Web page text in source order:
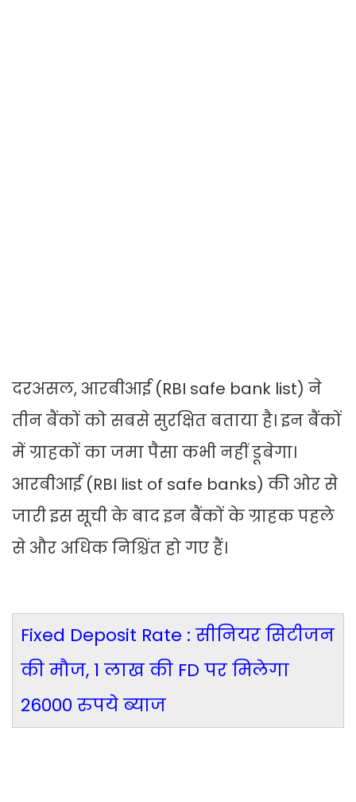
दरअसल, आरबीआई (RBI safe bank list) ने
तीन बैंकों को सबसे सुरक्षित बताया है। इन बैंकों
में ग्राहकों का जमा पैसा कभी नहीं डूबेगा।
आरबीआई (RBI list of safe banks) की ओर से
जारी इस सूची के बाद इन बैंकों के ग्राहक पहले
से और अधिक निश्चिंत हो गए हैं।
Fixed Deposit Rate : सीनियर सिटीजन
की मौज, 1 लाख की FD पर मिलेगा
26000 रुपये ब्याज